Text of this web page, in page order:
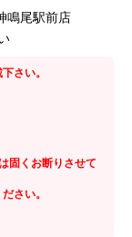
鳴尾駅前店
さい。
固くお断りさせて
さい。